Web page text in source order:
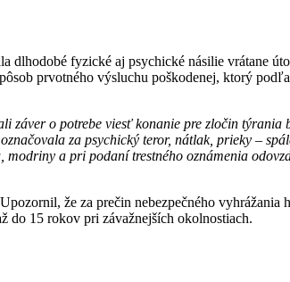
dlhodobé fyzické aj psychické násilie vrátane
prvotného výsluchu poškodenej, ktorý
záver o potrebe viesť konanie pre zločin
za psychický teror, nátlak, prieky –
a pri podaní trestného oznámenia
že za prečin nebezpečného
do 15 rokov pri závažnejších okolnostiach.